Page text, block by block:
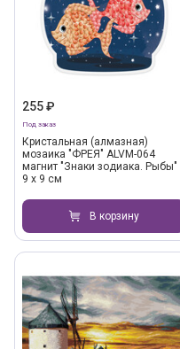
255 ₽
Под заказ
Кристальная (алмазная)
мозаика "ФРЕЯ" ALVM-064
магнит "Знаки зодиака. Рыбы"
9 х 9 см
В корзину